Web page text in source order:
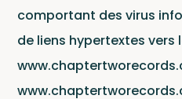
comportant des virus
de liens hypertextes vers